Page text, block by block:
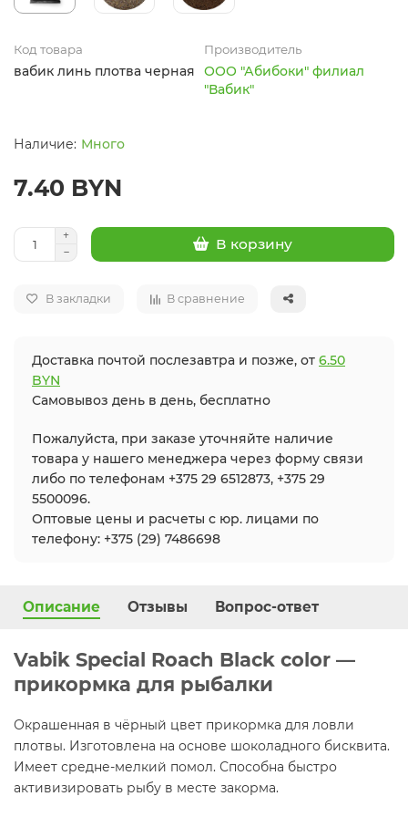
Код товара
вабик линь плотва черная
Производитель
ООО "Абибоки" филиал
"Вабик"
Много
7.40 BYN
В корзину
В закладки В сравнение
Доставка почтой послезавтра и позже, от 6.50
BYN
Самовывоз день в день, бесплатно
Пожалуйста, при заказе уточняйте наличие
товара у нашего менеджера через форму связи
либо по телефонам +375 29 6512873, +375 29
5500096.
Оптовые цены и расчеты с юр. лицами по
телефону: +375 (29) 7486698
Описание Отзывы Вопрос-ответ
Vabik Special Roach Black color —
прикормка для рыбалки
Окрашенная в чёрный цвет прикормка для ловли
плотвы. Изготовлена на основе шоколадного бисквита.
Имеет средне-мелкий помол. Способна быстро
активизировать рыбу в месте закорма.